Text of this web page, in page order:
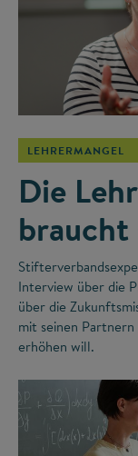
LEHRERMANGEL
Die
braucht
Interview über die
über die
mit seinen
erhöhen will.